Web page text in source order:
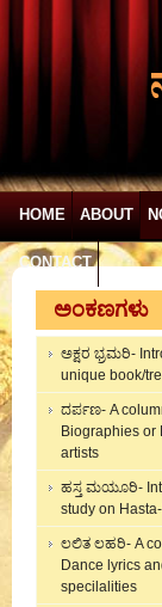
HOME ABOUT
CONTACT
ಅಂಕಣಗಳು
ಅಕ್ಷರ ಭ್ರಮರಿ-
unique book/
ದರ್ಪಣ- A
Biographies or
artists
ಹಸ್ತ ಮಯೂರಿ-
study on
ಲಲಿತ ಲಹರಿ- A
Dance lyrics
specilalities